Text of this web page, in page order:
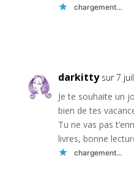
chargement…
darkitty sur 7
Je te souhaite un
bien de tes
Tu ne vas pas
livres, bonne
chargement…